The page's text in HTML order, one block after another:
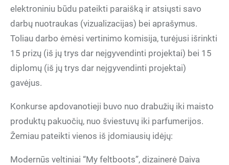
elektroniniu būdu pateikti paraišką ir atsiųsti savo
darbų nuotraukas (vizualizacijas) bei aprašymus.
Toliau darbo ėmėsi vertinimo komisija, turėjusi išrinkti
15 prizų (iš jų trys dar neįgyvendinti projektai) bei 15
diplomų (iš jų trys dar neįgyvendinti projektai)
gavėjus.
Konkurse apdovanotieji buvo nuo drabužių iki maisto
produktų pakuočių, nuo šviestuvų iki parfumerijos.
Žemiau pateikti vienos iš įdomiausių idėjų:
Modernūs veltiniai “My feltboots”, dizainerė Daiva